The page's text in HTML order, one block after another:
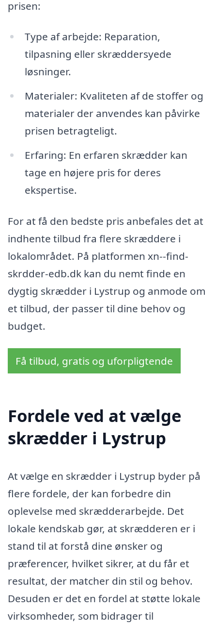
prisen:
Type af arbejde: Reparation,
tilpasning eller skræddersyede
løsninger.
Materialer: Kvaliteten af de stoffer og
materialer der anvendes kan påvirke
prisen betragteligt.
Erfaring: En erfaren skrædder kan
tage en højere pris for deres
ekspertise.
For at få den bedste pris anbefales det at
indhente tilbud fra flere skræddere i
lokalområdet. På platformen xn--find-
skrdder-edb.dk kan du nemt finde en
dygtig skrædder i Lystrup og anmode om
et tilbud, der passer til dine behov og
budget.
Få tilbud, gratis og uforpligtende
Fordele ved at vælge
skrædder i Lystrup
At vælge en skrædder i Lystrup byder på
flere fordele, der kan forbedre din
oplevelse med skrædderarbejde. Det
lokale kendskab gør, at skrædderen er i
stand til at forstå dine ønsker og
præferencer, hvilket sikrer, at du får et
resultat, der matcher din stil og behov.
Desuden er det en fordel at støtte lokale
virksomheder, som bidrager til